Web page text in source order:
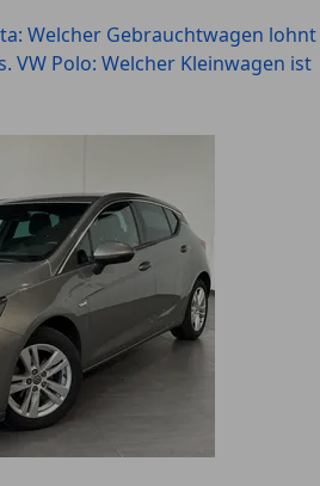
Welcher Gebrauchtwagen lohnt
VW Polo: Welcher Kleinwagen ist